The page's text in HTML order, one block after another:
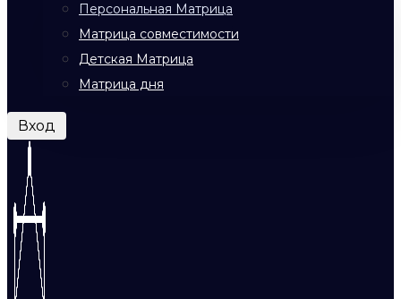
Персональная Матрица
Матрица совместимости
Детская Матрица
Матрица дня
Вход